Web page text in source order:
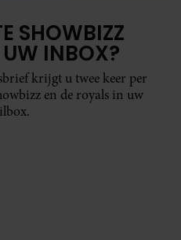
SHOWBIZZ
INBOX?
krijgt u twee keer per
en de royals in uw